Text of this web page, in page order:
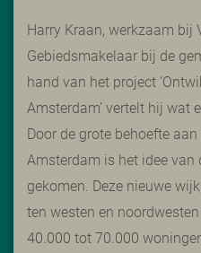
Harry Kraan, werkzaam bij
Gebiedsmakelaar bij de
hand van het project
Amsterdam’ vertelt hij wat
Door de grote behoefte
Amsterdam is het idee
gekomen. Deze nieuwe
ten westen en
40.000 tot 70.000